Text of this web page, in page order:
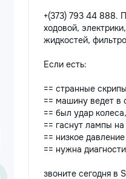
+(373) 793 44 888.
ходовой,
жидкостей,
Если есть:
== странные
== машину ведет в
== был удар
== гаснут лампы
== низкое
== нужна
звоните сегодня в